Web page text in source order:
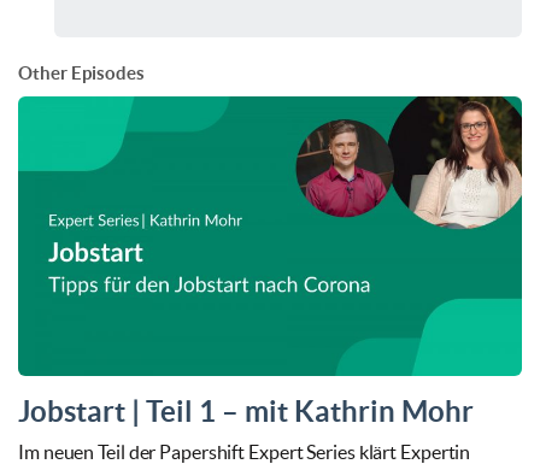
Other Episodes
Jobstart | Teil 1 – mit Kathrin Mohr
Im neuen Teil der Papershift Expert Series klärt Expertin